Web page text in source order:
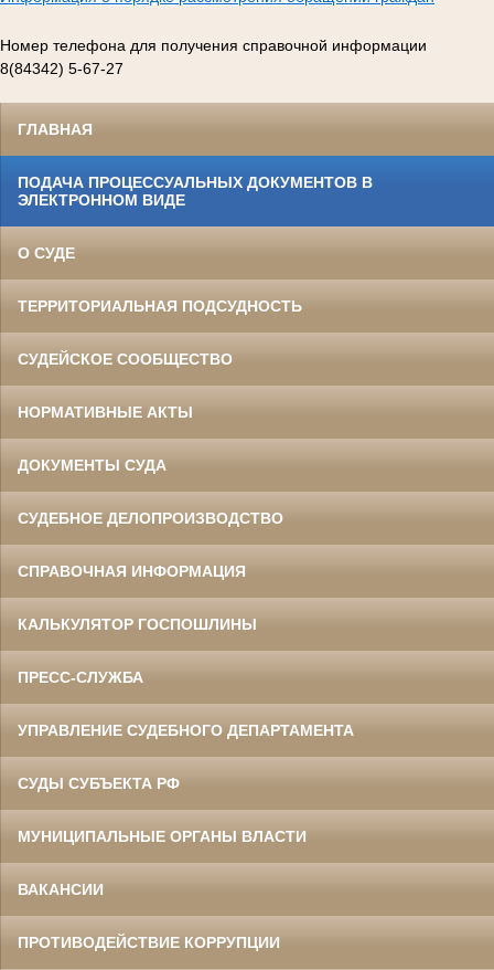
Номер телефона для получения справочной информации
8(84342) 5-67-27
ГЛАВНАЯ
ПОДАЧА ПРОЦЕССУАЛЬНЫХ ДОКУМЕНТОВ В
ЭЛЕКТРОННОМ ВИДЕ
О СУДЕ
ТЕРРИТОРИАЛЬНАЯ ПОДСУДНОСТЬ
СУДЕЙСКОЕ СООБЩЕСТВО
НОРМАТИВНЫЕ АКТЫ
ДОКУМЕНТЫ СУДА
СУДЕБНОЕ ДЕЛОПРОИЗВОДСТВО
СПРАВОЧНАЯ ИНФОРМАЦИЯ
КАЛЬКУЛЯТОР ГОСПОШЛИНЫ
ПРЕСС-СЛУЖБА
УПРАВЛЕНИЕ СУДЕБНОГО ДЕПАРТАМЕНТА
СУДЫ СУБЪЕКТА РФ
МУНИЦИПАЛЬНЫЕ ОРГАНЫ ВЛАСТИ
ВАКАНСИИ
ПРОТИВОДЕЙСТВИЕ КОРРУПЦИИ